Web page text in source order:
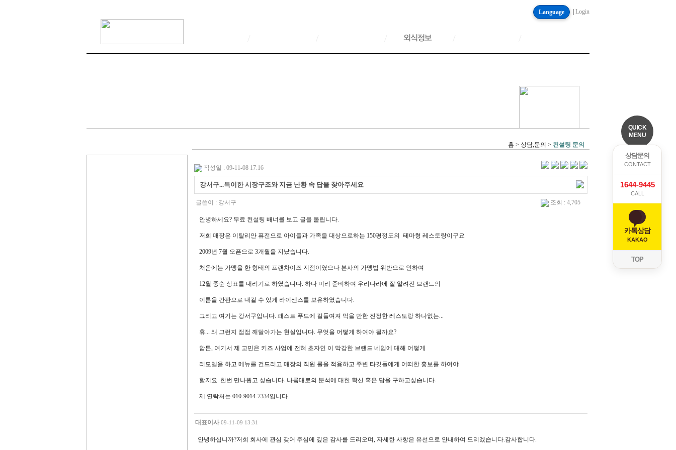
QUICK
MENU
상담문의
CONTACT
1644-9445
CALL
카톡상담
KAKAO
TOP
Language | Login
홈 > 상담,문의 > 컨설팅 문의
작성일 : 09-11-08 17:16
강서구...특이한 시장구조와 지금 난황 속 답을 찾아주세요
글쓴이 : 강서구 조회 : 4,705
안녕하세요? 무료 컨설팅 배너를 보고 글을 올립니다.
저희 매장은 이탈리안 퓨전으로 아이들과 가족을 대상으로하는 150평정도의 테마형 레스토랑이구요
2009년 7월 오픈으로 3개월을 지났습니다.
처음에는 가맹을 한 형태의 프랜차이즈 지점이였으나 본사의 가맹법 위반으로 인하여
12월 중순 상표를 내리기로 하였습니다. 하나 미리 준비하여 우리나라에 잘 알려진 브랜드의
이름을 간판으로 내걸 수 있게 라이센스를 보유하였습니다.
그리고 여기는 강서구입니다. 패스트 푸드에 길들여져 먹을 만한 진정한 레스토랑 하나없는...
휴... 왜 그런지 점점 깨달아가는 현실입니다. 무엇을 어떻게 하여야 될까요?
암튼, 여기서 제 고민은 키즈 사업에 전혀 초자인 이 막강한 브랜드 네임에 대해 어떻게
리모델을 하고 메뉴를 건드리고 매장의 직원 룰을 적용하고 주변 타깃들에게 어떠한 홍보를 하여야
할지요 한번 만나뵙고 싶습니다. 나름대로의 분석에 대한 확신 혹은 답을 구하고싶습니다.
제 연락처는 010-9014-7334입니다.
대표이사 09-11-09 13:31
안녕하십니까?저희 회사에 관심 갖어 주심에 깊은 감사를 드리오며, 자세한 사항은 유선으로 안내하여 드리겠습니다.감사합니다.